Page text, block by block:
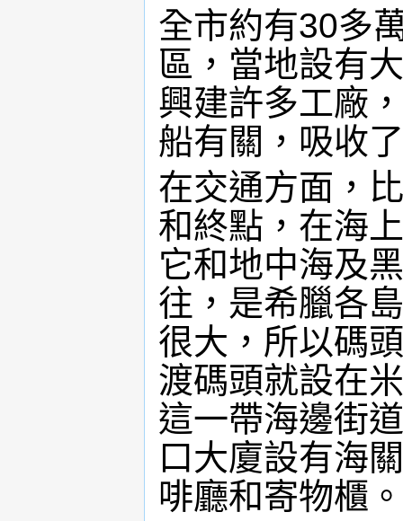
全市約有30多
區，當地設有
興建許多工廠
船有關，吸收
在交通方面，
和終點，在海
它和地中海及
往，是希臘各
很大，所以碼
渡碼頭就設在
這一帶海邊街
口大廈設有海
啡廳和寄物櫃。